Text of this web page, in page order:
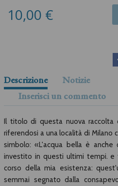
10,00 €
Descrizione
Notizie
Inserisci un commento
Il titolo di questa nuova raccolta
riferendosi a una località di Milano
simbolo: «L'acqua bella è anche
investito in questi ultimi tempi.
corso della mia esistenza:
semmai segnato dalla